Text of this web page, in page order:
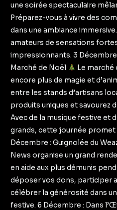
une soirée spectaculaire
Préparez-vous à vivre des
dans une ambiance
amateurs de sensations
impressionnants. 3
Marché de Noël
Le marché
encore plus de magie et
entre les stands d’artisans
produits uniques et savourez
Avec de la musique festive et
grands, cette journée promet
Décembre : Guignolée du
News organise un grand
en aide aux plus démunis
déposer vos dons, participer
célébrer la générosité dans
festive. 6 Décembre : Dans